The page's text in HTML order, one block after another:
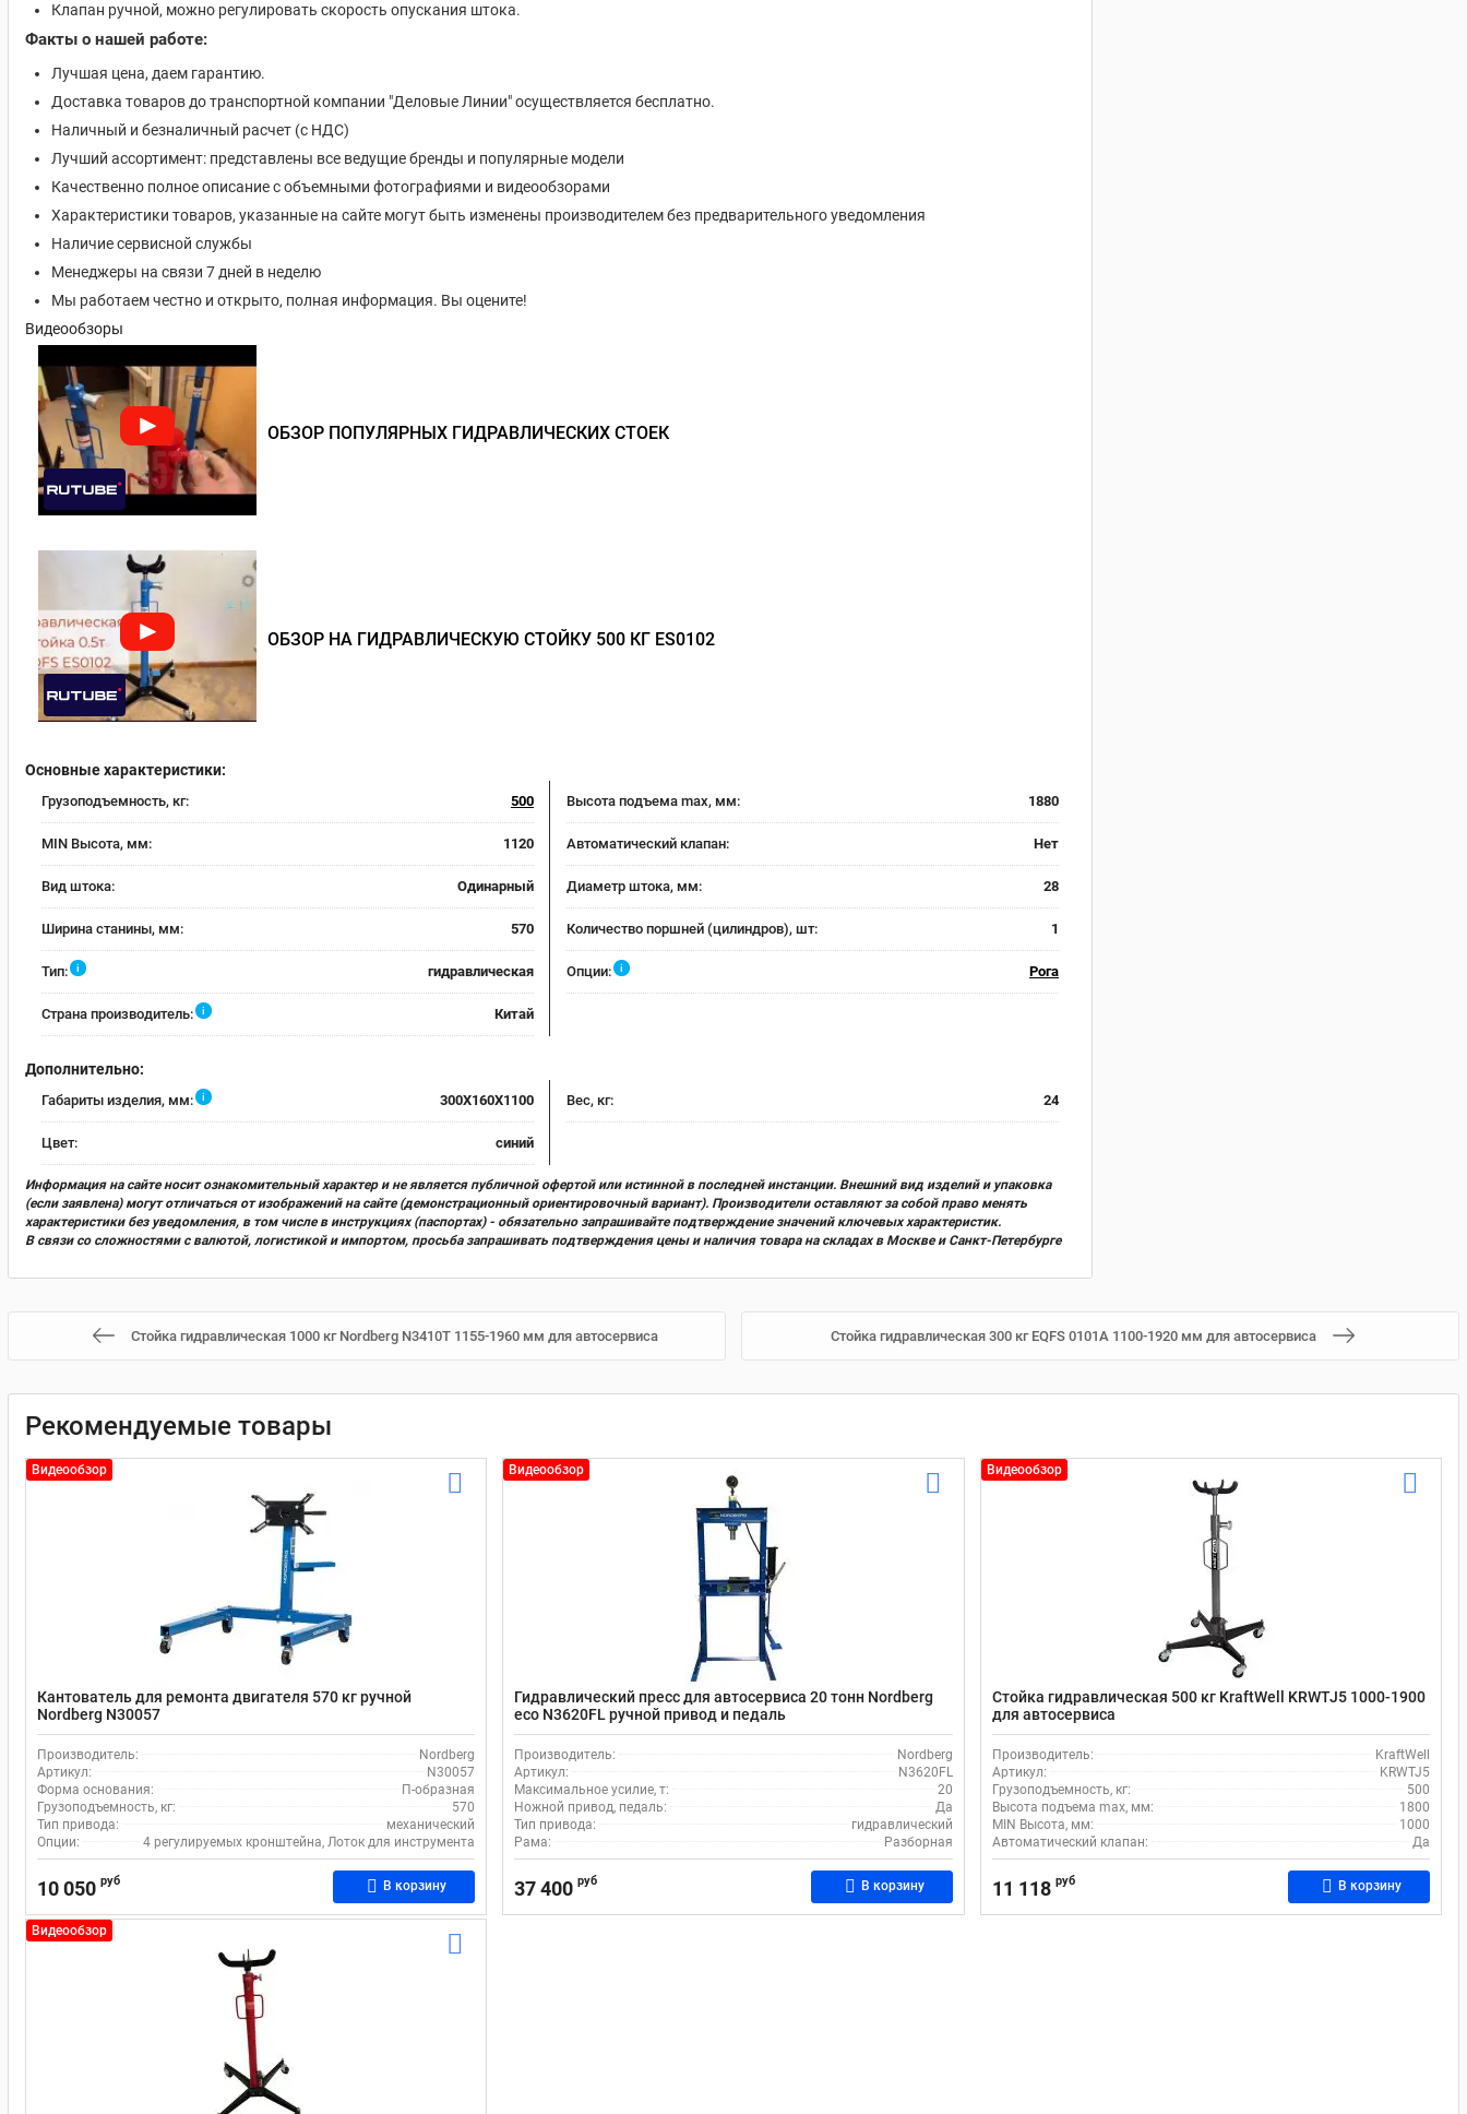
Клапан ручной, можно регулировать скорость опускания штока.
Факты о нашей работе:
Лучшая цена, даем гарантию.
Доставка товаров до транспортной компании "Деловые Линии" осуществляется бесплатно.
Наличный и безналичный расчет (с НДС)
Лучший ассортимент: представлены все ведущие бренды и популярные модели
Качественно полное описание с объемными фотографиями и видеообзорами
Характеристики товаров, указанные на сайте могут быть изменены производителем без предварительного уведомления
Наличие сервисной службы
Менеджеры на связи 7 дней в неделю
Мы работаем честно и открыто, полная информация. Вы оцените!
Видеообзоры
ОБЗОР ПОПУЛЯРНЫХ ГИДРАВЛИЧЕСКИХ СТОЕК
ОБЗОР НА ГИДРАВЛИЧЕСКУЮ СТОЙКУ 500 КГ ES0102
Основные характеристики:
Грузоподъемность, кг: 500 Высота подъема max, мм: 1880
MIN Высота, мм: 1120 Автоматический клапан: Нет
Вид штока: Одинарный Диаметр штока, мм: 28
Ширина станины, мм: 570 Количество поршней (цилиндров), шт: 1
Тип: i гидравлическая Опции: i Рога
Страна производитель: i Китай
Дополнительно:
Габариты изделия, мм: i 300X160X1100 Вес, кг: 24
Цвет: синий
Информация на сайте носит ознакомительный характер и не является публичной офертой или истинной в последней инстанции. Внешний вид изделий и упаковка
(если заявлена) могут отличаться от изображений на сайте (демонстрационный ориентировочный вариант). Производители оставляют за собой право менять
характеристики без уведомления, в том числе в инструкциях (паспортах) - обязательно запрашивайте подтверждение значений ключевых характеристик.
В связи со сложностями с валютой, логистикой и импортом, просьба запрашивать подтверждения цены и наличия товара на складах в Москве и Санкт-Петербурге
Стойка гидравлическая 1000 кг Nordberg N3410T 1155-1960 мм для автосервиса Стойка гидравлическая 300 кг EQFS 0101A 1100-1920 мм для автосервиса
Рекомендуемые товары
Видеообзор
Кантователь для ремонта двигателя 570 кг ручной
Nordberg N30057
Производитель:
Nordberg
Артикул:
N30057
Форма основания:
П-образная
Грузоподъемность, кг:
570
Тип привода:
механический
Опции:
4 регулируемых кронштейна, Лоток для инструмента
10 050 руб В корзину
Видеообзор
Гидравлический пресс для автосервиса 20 тонн Nordberg
eco N3620FL ручной привод и педаль
Производитель:
Nordberg
Артикул:
N3620FL
Максимальное усилие, т:
20
Ножной привод, педаль:
Да
Тип привода:
гидравлический
Рама:
Разборная
37 400 руб В корзину
Видеообзор
Стойка гидравлическая 500 кг KraftWell KRWTJ5 1000-1900
для автосервиса
Производитель:
KraftWell
Артикул:
KRWTJ5
Грузоподъемность, кг:
500
Высота подъема max, мм:
1800
MIN Высота, мм:
1000
Автоматический клапан:
Да
11 118 руб В корзину
Видеообзор